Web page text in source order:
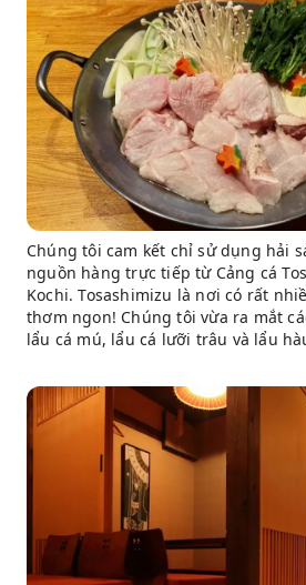
Chúng tôi cam kết chỉ sử dụng hải
nguồn hàng trực tiếp từ Cảng cá
Kochi. Tosashimizu là nơi có rất
thơm ngon! Chúng tôi vừa ra mắt
lẩu cá mú, lẩu cá lưỡi trâu và lẩu